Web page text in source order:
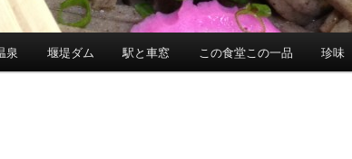
泉 堰堤ダム 駅と車窓 この食堂この一品 珍味